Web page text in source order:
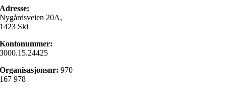
Adresse:
Nygårdsveien 20A,
1423 Ski
Kontonummer:
3000.15.24425
Organisasjonsnr:970
167 978